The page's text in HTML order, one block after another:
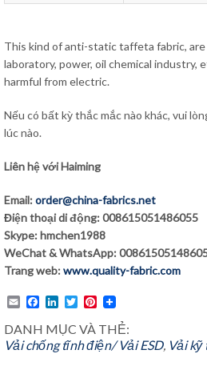
This kind of anti-static taffeta fabric,
laboratory, power, oil chemical
harmful from electric.
Nếu có bất kỳ thắc mắc nào khác, vui
lúc nào.
Liên hệ với Haiming
Email:order@china-fabrics.net
Điện thoại di động: 008615051486055
Skype: hmchen1988
WeChat & WhatsApp:
Trang web:www.quality-fabric.com
EmailFacebook
LinkedIn
TwitterPinterest
DANH MỤC VÀ THẺ:
Vải chống tĩnh điện/ Vải ESD, Vải